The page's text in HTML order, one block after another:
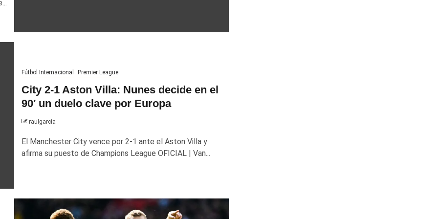
Fútbol Internacional Premier League
City 2-1 Aston Villa: Nunes decide en el
90′ un duelo clave por Europa
raulgarcia
El Manchester City vence por 2-1 ante el Aston Villa y
afirma su puesto de Champions League OFICIAL | Van...